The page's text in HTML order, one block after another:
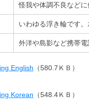
怪我や体調不良など
いわゆる浮き輪です
外洋や島影など携帯
English （580.7ＫＢ）
Korean （548.4ＫＢ）